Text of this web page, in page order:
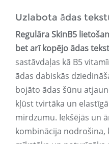
Uzlabota ādas
Regulāra SkinB5
bet arī kopējo ādas
sastāvdaļas kā B5
ādas dabiskās
bojāto ādas šūnu
kļūst tvirtāka un
mirdzumu. Iekšējās un
kombinācija nodrošina,